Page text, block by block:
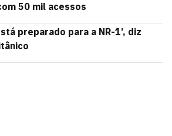
50 mil acessos
preparado para a NR-1’, diz